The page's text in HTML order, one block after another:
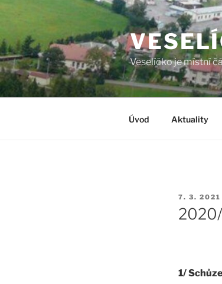
Přejít
obsahu
webu
Veselíčko je místní
Úvod Aktuality
7. 3. 2021
1/